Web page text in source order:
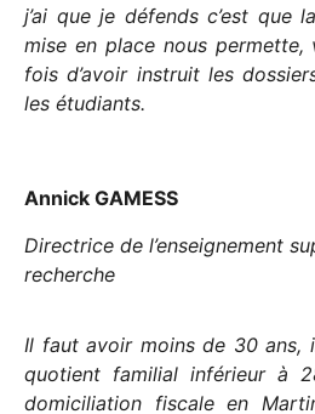
j’ai que je défends c’est que
mise en place nous permette,
fois d’avoir instruit les
les étudiants.
Annick GAMESS
Directrice de l’enseignement
recherche
Il faut avoir moins de 30 ans,
quotient familial inférieur à
domiciliation fiscale en